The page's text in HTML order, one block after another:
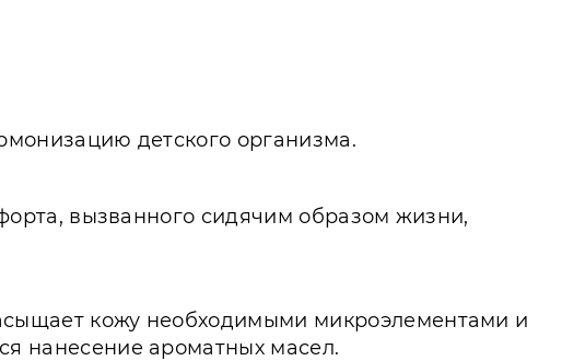
детского организма.
вызванного сидячим образом жизни,
кожу необходимыми микроэлементами и
нанесение ароматных масел.